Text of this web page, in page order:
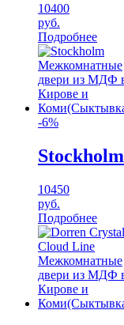
10400
руб.
Подробнее
-6%
Stockholm
10450
руб.
Подробнее